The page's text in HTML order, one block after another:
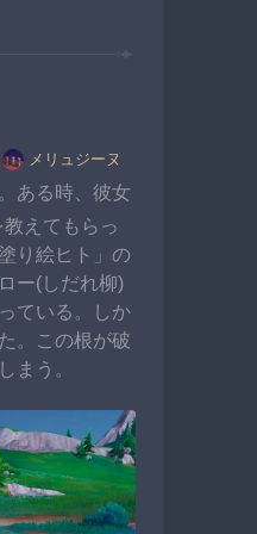
メリュジーヌ
ある時、彼女
えてもらっ
り絵ヒト」の
ー(しだれ柳)
ている。しか
。この根が破
まう。